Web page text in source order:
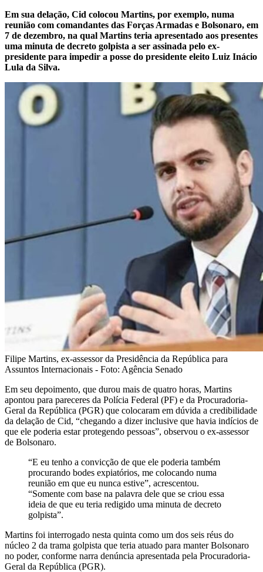
Em sua delação, Cid colocou Martins, por exemplo, numa
reunião com comandantes das Forças Armadas e Bolsonaro, em
7 de dezembro, na qual Martins teria apresentado aos presentes
uma minuta de decreto golpista a ser assinada pelo ex-
presidente para impedir a posse do presidente eleito Luiz Inácio
Lula da Silva.
Filipe Martins, ex-assessor da Presidência da República para
Assuntos Internacionais - Foto: Agência Senado
Em seu depoimento, que durou mais de quatro horas, Martins
apontou para pareceres da Polícia Federal (PF) e da Procuradoria-
Geral da República (PGR) que colocaram em dúvida a credibilidade
da delação de Cid, “chegando a dizer inclusive que havia indícios de
que ele poderia estar protegendo pessoas”, observou o ex-assessor
de Bolsonaro.
“E eu tenho a convicção de que ele poderia também
procurando bodes expiatórios, me colocando numa
reunião em que eu nunca estive”, acrescentou.
“Somente com base na palavra dele que se criou essa
ideia de que eu teria redigido uma minuta de decreto
golpista”.
Martins foi interrogado nesta quinta como um dos seis réus do
núcleo 2 da trama golpista que teria atuado para manter Bolsonaro
no poder, conforme narra denúncia apresentada pela Procuradoria-
Geral da República (PGR).